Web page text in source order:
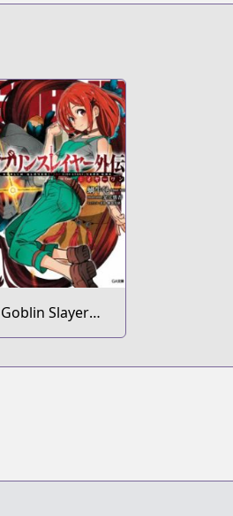
Goblin Slayer
Gaiden: Year